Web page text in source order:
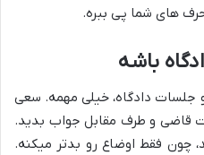
های شما پی ببره.
باشه
دادگاه، خیلی مهمه. سعی
قاضی و طرف مقابل جواب بدید.
چون فقط اوضاع رو بدتر میکنه.